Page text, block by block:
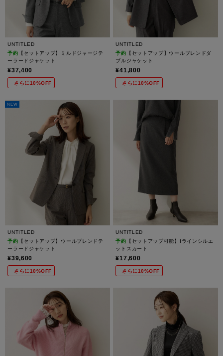
UNTITLED
予約 【セットアップ】ミルドジャージテ
ーラードジャケット
¥37,400
さらに10%OFF
UNTITLED
予約 【セットアップ】ウールブレンドダ
ブルジャケット
¥41,800
さらに10%OFF
NEW
UNTITLED
予約 【セットアップ】ウールブレンドテ
ーラードジャケット
¥39,600
さらに10%OFF
UNTITLED
予約 【セットアップ可能】Iラインシルエ
ットスカート
¥17,600
さらに10%OFF